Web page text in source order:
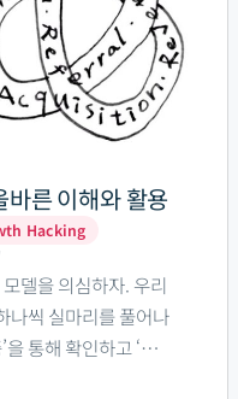
른 이해와 활용
Hacking
델을 의심하자. 우리
나씩 실마리를 풀어나
을 통해 확인하고 ‘거
하나의 ‘공식’으로